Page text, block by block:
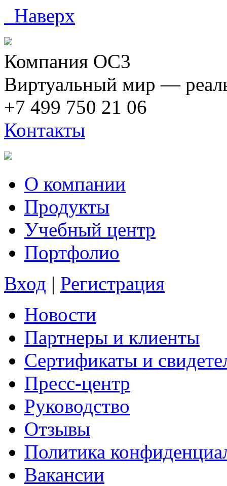
Наверх
Компания ОС3
Виртуальный мир —
+7 499 750 21 06
Контакты
О компании
Продукты
Учебный центр
Портфолио
Вход | Регистрация
Новости
Партнеры и клиенты
Сертификаты и
Пресс-центр
Руководство
Отзывы
Политика
Вакансии